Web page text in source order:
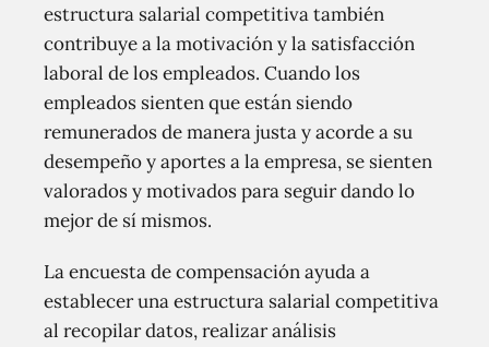
estructura salarial competitiva también
contribuye a la motivación y la satisfacción
laboral de los empleados. Cuando los
empleados sienten que están siendo
remunerados de manera justa y acorde a su
desempeño y aportes a la empresa, se sienten
valorados y motivados para seguir dando lo
mejor de sí mismos.
La encuesta de compensación ayuda a
establecer una estructura salarial competitiva
al recopilar datos, realizar análisis